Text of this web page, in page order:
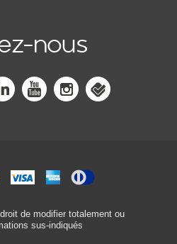
nous
de modifier totalement ou
sus-indiqués